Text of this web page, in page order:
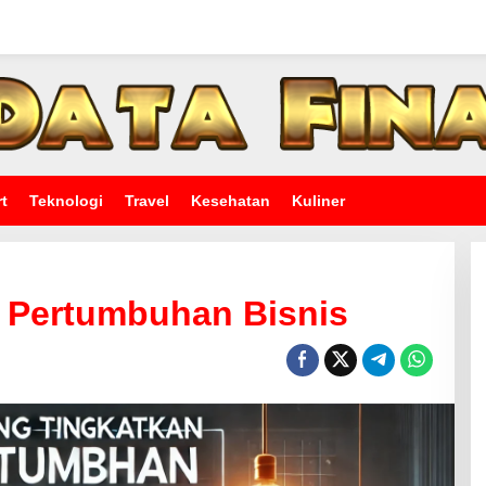
Teknologi Travel Kesehatan Kuliner
Bisnis